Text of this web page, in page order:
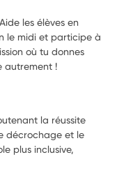
les élèves en
le midi et participe à
où tu donnes
autrement !
la réussite
décrochage et le
plus inclusive,